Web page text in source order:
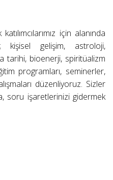
için alanında
kişisel gelişim, astroloji,
tarihi, bioenerji, spiritüalizm
programları, seminerler,
düzenliyoruz. Sizler
soru işaretlerinizi gidermek